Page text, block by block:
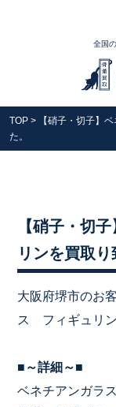
全国
TOP > 【硝子・切子】
た。
【硝子・切
リンを買取
大阪府堺市のお
ス フィギュリン
■～詳細～■
ベネチアンガラ